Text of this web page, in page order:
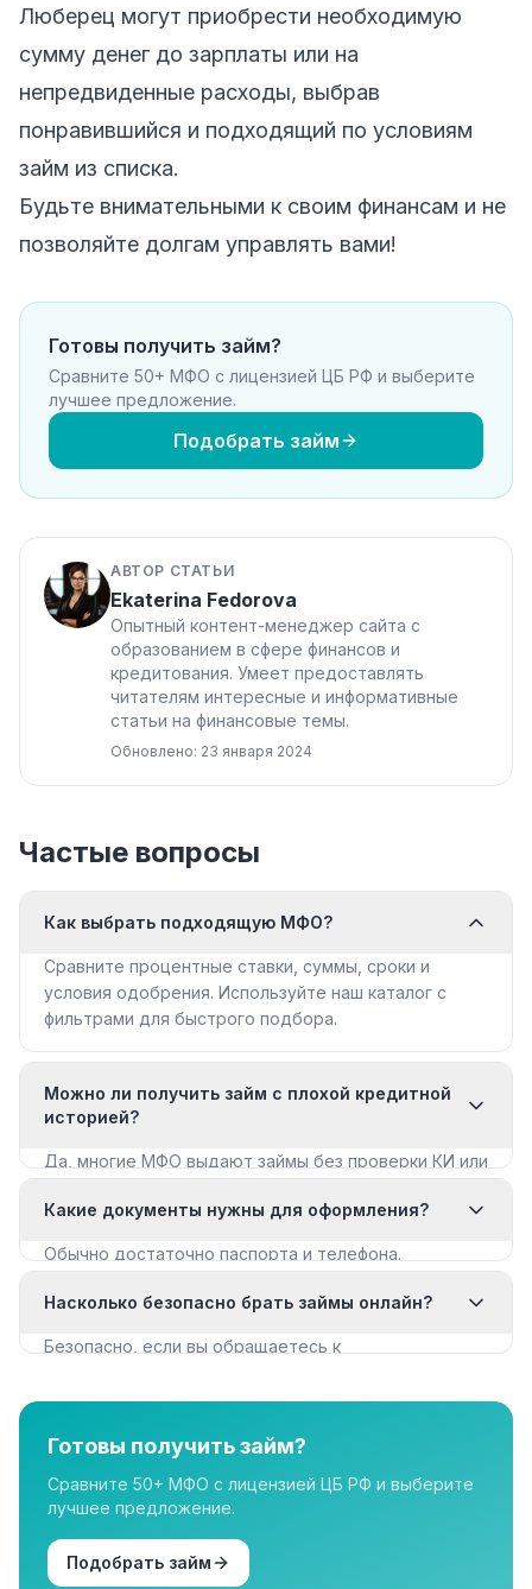
Люберец могут приобрести необходимую
сумму денег до зарплаты или на
непредвиденные расходы, выбрав
понравившийся и подходящий по условиям
займ из списка.
Будьте внимательными к своим финансам и не
позволяйте долгам управлять вами!
Готовы получить займ?
Сравните 50+ МФО с лицензией ЦБ РФ и выберите
лучшее предложение.
Подобрать займ
АВТОР СТАТЬИ
Ekaterina Fedorova
Опытный контент-менеджер сайта с
образованием в сфере финансов и
кредитования. Умеет предоставлять
читателям интересные и информативные
статьи на финансовые темы.
Обновлено: 23 января 2024
Частые вопросы
Как выбрать подходящую МФО?
Сравните процентные ставки, суммы, сроки и
условия одобрения. Используйте наш каталог с
фильтрами для быстрого подбора.
Можно ли получить займ с плохой кредитной
историей?
Да, многие МФО выдают займы без проверки КИ или
с плохой КИ».
Какие документы нужны для оформления?
Обычно достаточно паспорта и телефона.
документы для крупных сумм.
Насколько безопасно брать займы онлайн?
Безопасно, если вы обращаетесь к
организации в нашем каталоге имеют лицензию.
Готовы получить займ?
Сравните 50+ МФО с лицензией ЦБ РФ и выберите
лучшее предложение.
Подобрать займ